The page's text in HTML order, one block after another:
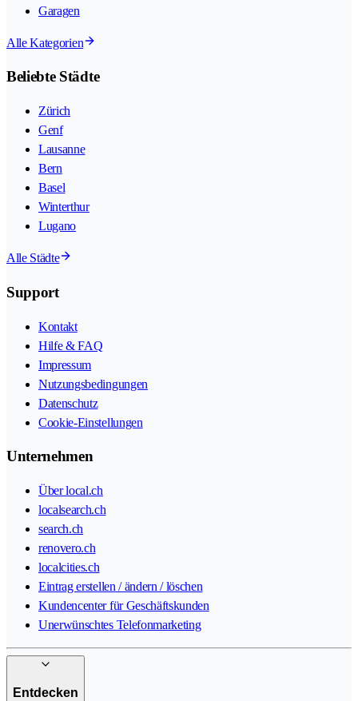
Garagen
Alle Kategorien
Beliebte Städte
Zürich
Genf
Lausanne
Bern
Basel
Winterthur
Lugano
Alle Städte
Support
Kontakt
Hilfe & FAQ
Impressum
Nutzungsbedingungen
Datenschutz
Cookie-Einstellungen
Unternehmen
Über local.ch
localsearch.ch
search.ch
renovero.ch
localcities.ch
Eintrag erstellen / ändern / löschen
Kundencenter für Geschäftskunden
Unerwünschtes Telefonmarketing
Entdecken